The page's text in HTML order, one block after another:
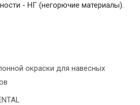
- НГ (негорючие материалы).
окраски для навесных